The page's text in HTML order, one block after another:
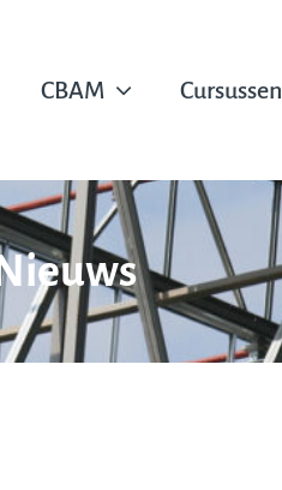
CBAM Cursussen
Nieuws